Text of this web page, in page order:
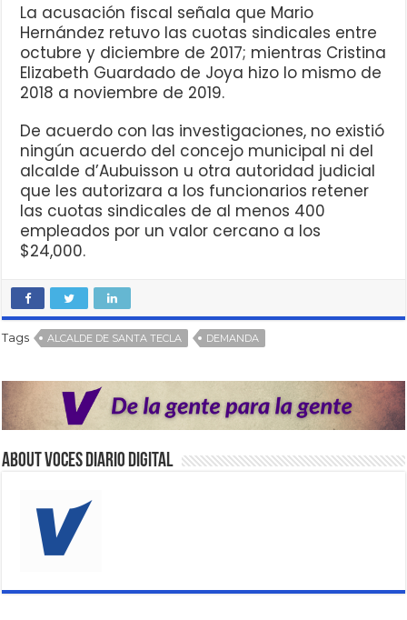
La acusación fiscal señala que Mario
Hernández retuvo las cuotas sindicales entre
octubre y diciembre de 2017; mientras Cristina
Elizabeth Guardado de Joya hizo lo mismo de
2018 a noviembre de 2019.
De acuerdo con las investigaciones, no existió
ningún acuerdo del concejo municipal ni del
alcalde d’Aubuisson u otra autoridad judicial
que les autorizara a los funcionarios retener
las cuotas sindicales de al menos 400
empleados por un valor cercano a los
$24,000.
Tags ALCALDE DE SANTA TECLA DEMANDA
About VOCES Diario digital